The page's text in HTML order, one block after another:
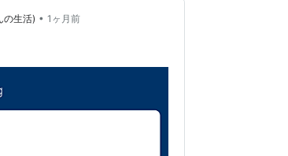
水野忠邦の信任を得る。
を弾圧などを行う。
いものであった。当時の人々
の生活) • 1ヶ月前